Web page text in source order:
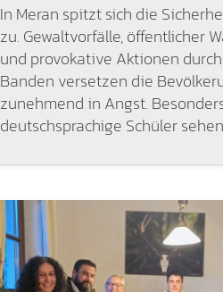
In Meran spitzt sich die
zu. Gewaltvorfälle, öffentlicher
und provokative Aktionen
Banden versetzen die
zunehmend in Angst.
deutschsprachige Schüler